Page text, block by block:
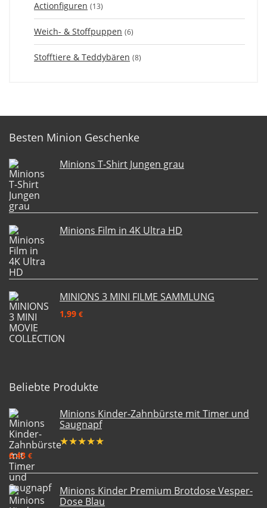
Actionfiguren (13)
Weich- & Stoffpuppen (6)
Stofftiere & Teddybären (8)
Besten Minion Geschenke
Minions T-Shirt Jungen grau
Minions Film in 4K Ultra HD
MINIONS 3 MINI FILME SAMMLUNG
1,99 €
Beliebte Produkte
Minions Kinder-Zahnbürste mit Timer und
Saugnapf
★★★★★
6,43 €
Minions Kinder Premium Brotdose Vesper-
Dose Blau